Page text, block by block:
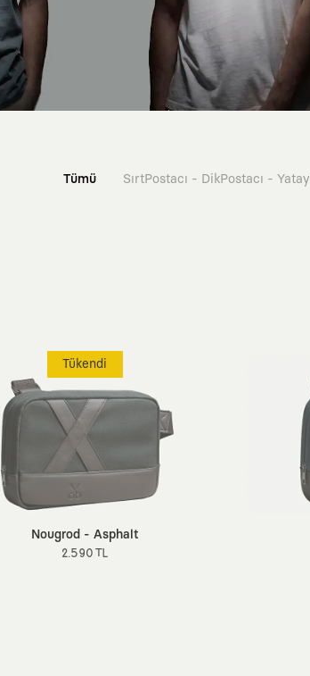
Tümü SırtPostacı - DikPostacı - Yatay
Tükendi
Nougrod - Asphalt
2.590 TL